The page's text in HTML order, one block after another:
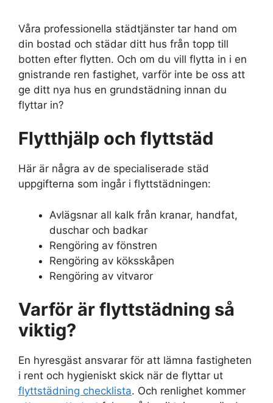
Våra professionella städtjänster tar hand om
din bostad och städar ditt hus från topp till
botten efter flytten. Och om du vill flytta in i en
gnistrande ren fastighet, varför inte be oss att
ge ditt nya hus en grundstädning innan du
flyttar in?
Flytthjälp och flyttstäd
Här är några av de specialiserade städ
uppgifterna som ingår i flyttstädningen:
Avlägsnar all kalk från kranar, handfat,
duschar och badkar
Rengöring av fönstren
Rengöring av köksskåpen
Rengöring av vitvaror
Varför är flyttstädning så
viktig?
En hyresgäst ansvarar för att lämna fastigheten
i rent och hygieniskt skick när de flyttar ut
flyttstädning checklista. Och renlighet kommer